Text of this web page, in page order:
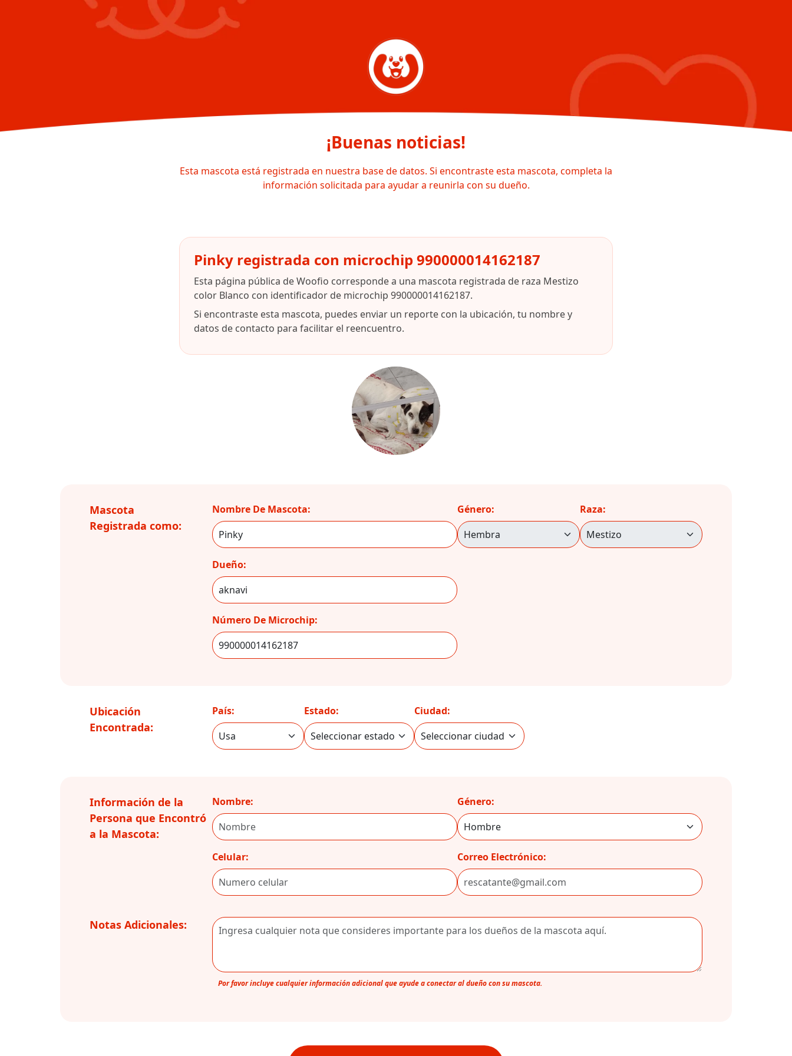
¡Buenas noticias!
Esta mascota está registrada en nuestra base de datos. Si encontraste esta mascota, completa la
información solicitada para ayudar a reunirla con su dueño.
Pinky registrada con microchip 990000014162187
Esta página pública de Woofio corresponde a una mascota registrada de raza Mestizo
color Blanco con identificador de microchip 990000014162187.
Si encontraste esta mascota, puedes enviar un reporte con la ubicación, tu nombre y
datos de contacto para facilitar el reencuentro.
Mascota
Registrada como:
Nombre De Mascota:
Dueño:
Número De Microchip:
Género: Raza:
Ubicación
Encontrada:
País: Estado: Ciudad:
Información de la
Persona que Encontró
a la Mascota:
Nombre:
Celular:
Género:
Correo Electrónico:
Notas Adicionales:
Por favor incluye cualquier información adicional que ayude a conectar al dueño con su mascota.